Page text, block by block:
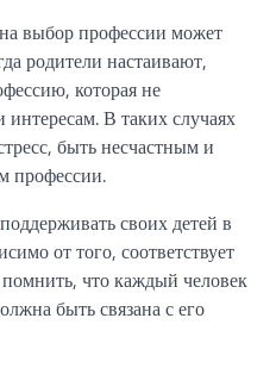
выбор профессии может
родители настаивают,
которая не
интересам. В таких случаях
быть несчастным и
профессии.
своих детей в
от того, соответствует
что каждый человек
быть связана с его